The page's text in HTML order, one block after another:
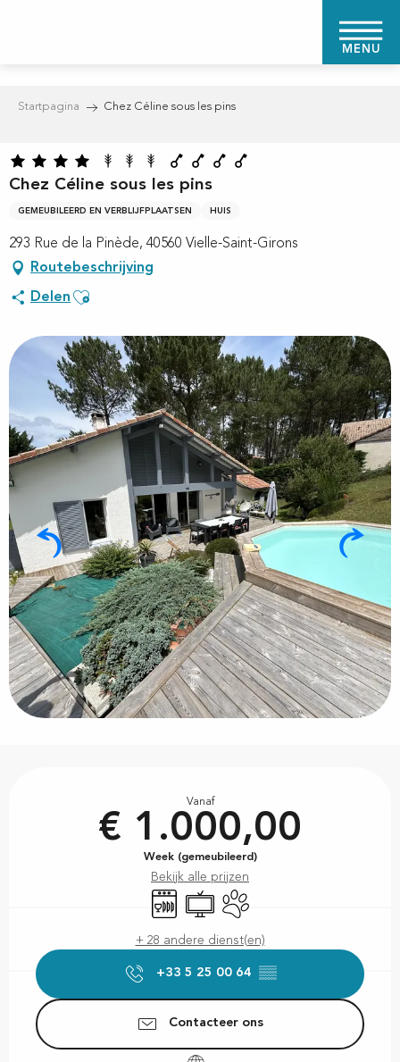
MENU
Startpagina Chez Céline sous les pins
Chez Céline sous les pins
GEMEUBILEERD EN VERBLIJFPLAATSEN HUIS
293 Rue de la Pinède, 40560 Vielle-Saint-Girons
Routebeschrijving
Delen Ajouter aux favoris
Vanaf
€ 1.000,00
Week (gemeubileerd)
Bekijk alle prijzen
Vaatwassers
TelevisieDieren toegelaten
+ 28 andere dienst(en)
+33 5 25 00 64 ▒▒
Contacteer ons